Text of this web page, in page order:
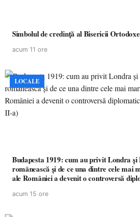
Simbolul de credinţă al Bisericii
acum 11 ore
LOCALE
Budapesta 1919: cum au privit Londra și
românească și de ce una dintre cele
ale României a devenit o controversă
acum 15 ore